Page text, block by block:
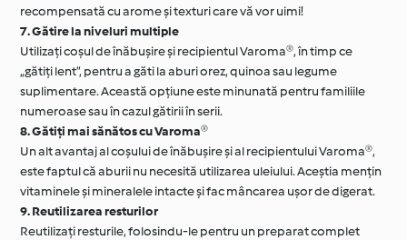
recompensată cu arome și texturi care vă vor uimi!
7. Gătire la niveluri multiple
Utilizați coșul de înăbușire și recipientul Varoma®, în timp ce
„gătiți lent”, pentru a găti la aburi orez, quinoa sau legume
suplimentare. Această opțiune este minunată pentru familiile
numeroase sau în cazul gătirii în serii.
8. Gătiți mai sănătos cu Varoma®
Un alt avantaj al coșului de înăbușire și al recipientului Varoma®,
este faptul că aburii nu necesită utilizarea uleiului. Aceștia mențin
vitaminele și mineralele intacte și fac mâncarea ușor de digerat.
9. Reutilizarea resturilor
Reutilizați resturile, folosindu-le pentru un preparat complet